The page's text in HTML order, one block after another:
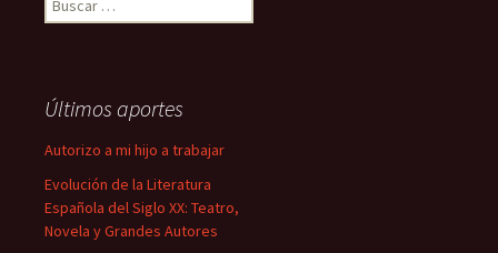
Últimos aportes
Autorizo a mi hijo a trabajar
Evolución de la Literatura
Española del Siglo XX: Teatro,
Novela y Grandes Autores